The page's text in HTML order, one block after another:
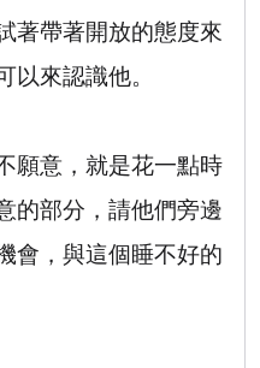
著帶著開放的態度來
來認識他。
願意，就是花一點時
的部分，請他們旁邊
會，與這個睡不好的